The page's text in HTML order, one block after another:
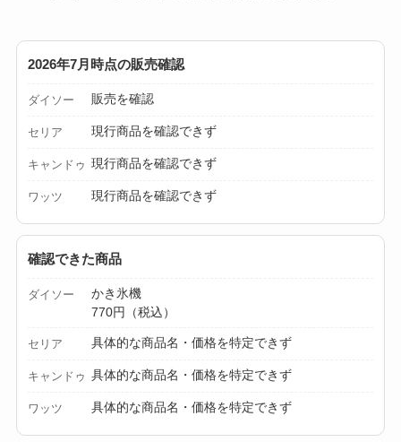
【100均】ダイソー/
動・電動・ワンハン
ドの違いもわかりや
ドシートカバーは買
すめ通販も紹介！
2026年7月時点の販売確認
ダイソー 販売を確認
セリア 現行商品を確認できず
キャンドゥ 現行商品を確認できず
ワッツ 現行商品を確認できず
確認できた商品
ダイソー
かき氷機
770円（税込）
セリア 具体的な商品名・価格を特定できず
キャンドゥ 具体的な商品名・価格を特定できず
ワッツ 具体的な商品名・価格を特定できず